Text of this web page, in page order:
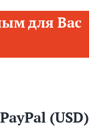
для Вас
(USD)